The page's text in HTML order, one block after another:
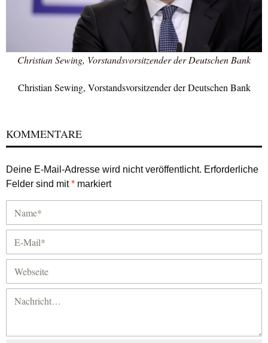
Christian Sewing, Vorstandsvorsitzender der Deutschen Bank
Christian Sewing, Vorstandsvorsitzender der Deutschen Bank
KOMMENTARE
Deine E-Mail-Adresse wird nicht veröffentlicht. Erforderliche
Felder sind mit* markiert